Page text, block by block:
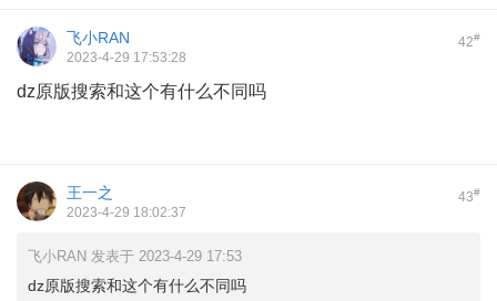
42#
飞小RAN
2023-4-29 17:53:28
dz原版搜索和这个有什么不同吗
43#
王一之
2023-4-29 18:02:37
飞小RAN 发表于 2023-4-29 17:53
dz原版搜索和这个有什么不同吗